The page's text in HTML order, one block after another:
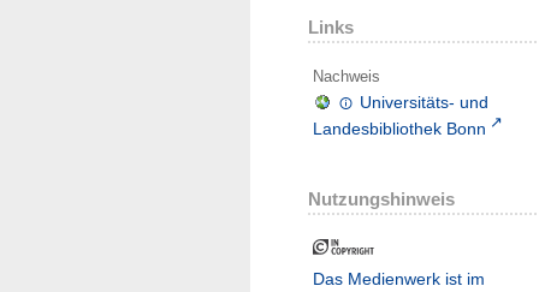
Links
Nachweis
Universitäts- und
Landesbibliothek Bonn
Nutzungshinweis
Das Medienwerk ist im